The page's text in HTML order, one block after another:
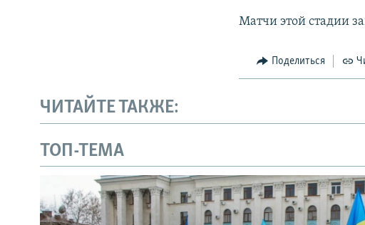
Матчи этой стадии
Поделиться
ЧИТАЙТЕ ТАКЖЕ:
ТОП-ТЕМА